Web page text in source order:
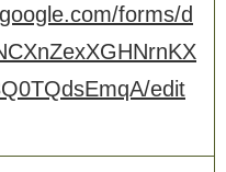
forms/d
edit